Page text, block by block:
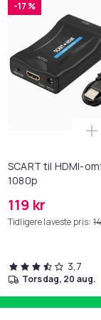
6-rørs
-17 %
SCART til HDMI-
1080p
119 kr
Tidligere laveste pris:
3,7
torsdag, 20 aug.